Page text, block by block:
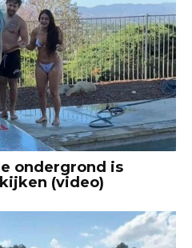
ondergrond is
(video)